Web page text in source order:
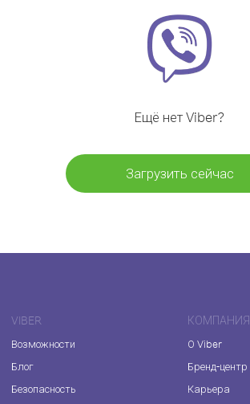
Ещё нет Viber?
Загрузить сейчас
VIBER
Возможности
Блог
Безопасность
КОМПАНИЯ
О Viber
Бренд-центр
Карьера